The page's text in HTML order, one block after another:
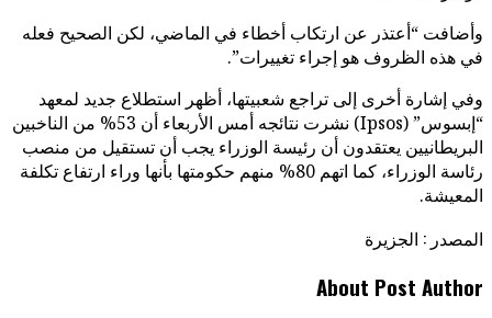
وأضافت “أعتذر عن ارتكاب أخطاء في الماضي، لكن الصحيح فعله
في هذه الظروف هو إجراء تغييرات”.
وفي إشارة أخرى إلى تراجع شعبيتها، أظهر استطلاع جديد لمعهد
“إبسوس” (Ipsos) نشرت نتائجه أمس الأربعاء أن 53% من الناخبين
البريطانيين يعتقدون أن رئيسة الوزراء يجب أن تستقيل من منصب
رئاسة الوزراء، كما اتهم 80% منهم حكومتها بأنها وراء ارتفاع تكلفة
المعيشة.
المصدر : الجزيرة
About Post Author